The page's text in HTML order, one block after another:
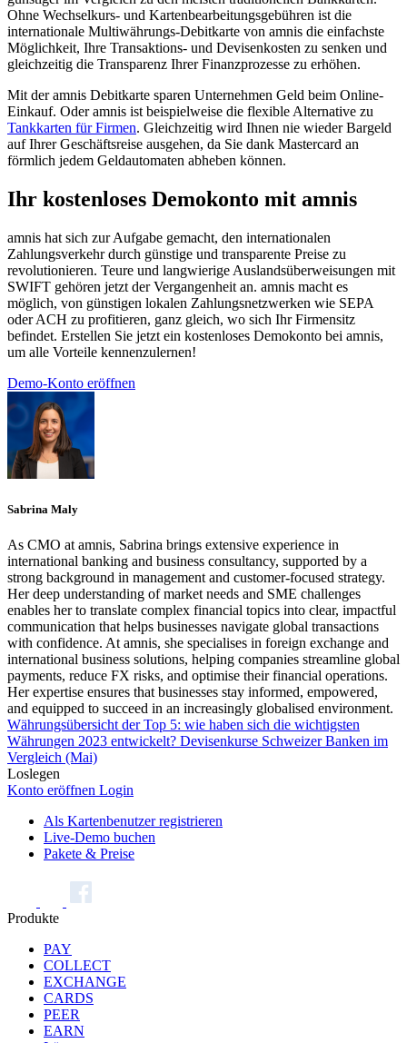
Ohne Wechselkurs- und Kartenbearbeitungsgebühren ist die
internationale Multiwährungs-Debitkarte von amnis die einfachste
Möglichkeit, Ihre Transaktions- und Devisenkosten zu senken und
gleichzeitig die Transparenz Ihrer Finanzprozesse zu erhöhen.
Mit der amnis Debitkarte sparen Unternehmen Geld beim Online-
Einkauf. Oder amnis ist beispielweise die flexible Alternative zu
Tankkarten für Firmen. Gleichzeitig wird Ihnen nie wieder Bargeld
auf Ihrer Geschäftsreise ausgehen, da Sie dank Mastercard an
förmlich jedem Geldautomaten abheben können.
Ihr kostenloses Demokonto mit amnis
amnis hat sich zur Aufgabe gemacht, den internationalen
Zahlungsverkehr durch günstige und transparente Preise zu
revolutionieren. Teure und langwierige Auslandsüberweisungen mit
SWIFT gehören jetzt der Vergangenheit an. amnis macht es
möglich, von günstigen lokalen Zahlungsnetzwerken wie SEPA
oder ACH zu profitieren, ganz gleich, wo sich Ihr Firmensitz
befindet. Erstellen Sie jetzt ein kostenloses Demokonto bei amnis,
um alle Vorteile kennenzulernen!
Demo-Konto eröffnen
Sabrina Maly
As CMO at amnis, Sabrina brings extensive experience in
international banking and business consultancy, supported by a
strong background in management and customer-focused strategy.
Her deep understanding of market needs and SME challenges
enables her to translate complex financial topics into clear, impactful
communication that helps businesses navigate global transactions
with confidence. At amnis, she specialises in foreign exchange and
international business solutions, helping companies streamline global
payments, reduce FX risks, and optimise their financial operations.
Her expertise ensures that businesses stay informed, empowered,
and equipped to succeed in an increasingly globalised environment.
Währungsübersicht der Top 5: wie haben sich die wichtigsten
Währungen 2023 entwickelt? Devisenkurse Schweizer Banken im
Vergleich (Mai)
Loslegen
Konto eröffnen Login
Als Kartenbenutzer registrieren
Live-Demo buchen
Pakete & Preise
Produkte
PAY
COLLECT
EXCHANGE
CARDS
PEER
EARN